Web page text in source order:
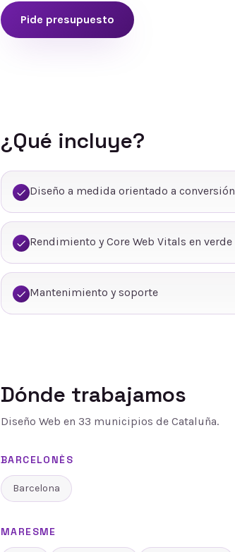
Pide presupuesto
¿Qué incluye?
Diseño a medida orientado a conversión
Rendimiento y Core Web Vitals en verde
Mantenimiento y soporte
Dónde trabajamos
Diseño Web en 33 municipios de Cataluña.
BARCELONÈS
Barcelona
MARESME